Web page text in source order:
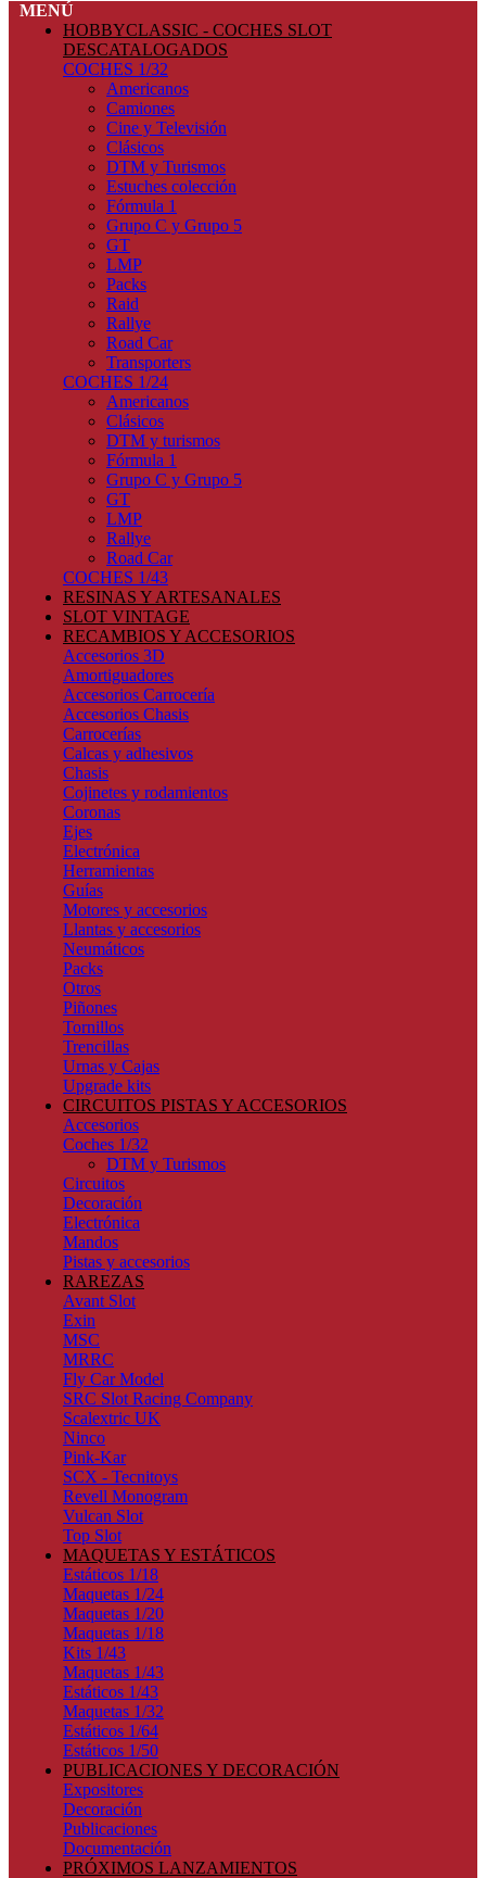
MENÚ
HOBBYCLASSIC - COCHES SLOT
DESCATALOGADOS
COCHES 1/32
Americanos
Camiones
Cine y Televisión
Clásicos
DTM y Turismos
Estuches colección
Fórmula 1
Grupo C y Grupo 5
GT
LMP
Packs
Raid
Rallye
Road Car
Transporters
COCHES 1/24
Americanos
Clásicos
DTM y turismos
Fórmula 1
Grupo C y Grupo 5
GT
LMP
Rallye
Road Car
COCHES 1/43
RESINAS Y ARTESANALES
SLOT VINTAGE
RECAMBIOS Y ACCESORIOS
Accesorios 3D
Amortiguadores
Accesorios Carrocería
Accesorios Chasis
Carrocerías
Calcas y adhesivos
Chasis
Cojinetes y rodamientos
Coronas
Ejes
Electrónica
Herramientas
Guías
Motores y accesorios
Llantas y accesorios
Neumáticos
Packs
Otros
Piñones
Tornillos
Trencillas
Urnas y Cajas
Upgrade kits
CIRCUITOS PISTAS Y ACCESORIOS
Accesorios
Coches 1/32
DTM y Turismos
Circuitos
Decoración
Electrónica
Mandos
Pistas y accesorios
RAREZAS
Avant Slot
Exin
MSC
MRRC
Fly Car Model
SRC Slot Racing Company
Scalextric UK
Ninco
Pink-Kar
SCX - Tecnitoys
Revell Monogram
Vulcan Slot
Top Slot
MAQUETAS Y ESTÁTICOS
Estáticos 1/18
Maquetas 1/24
Maquetas 1/20
Maquetas 1/18
Kits 1/43
Maquetas 1/43
Estáticos 1/43
Maquetas 1/32
Estáticos 1/64
Estáticos 1/50
PUBLICACIONES Y DECORACIÓN
Expositores
Decoración
Publicaciones
Documentación
PRÓXIMOS LANZAMIENTOS